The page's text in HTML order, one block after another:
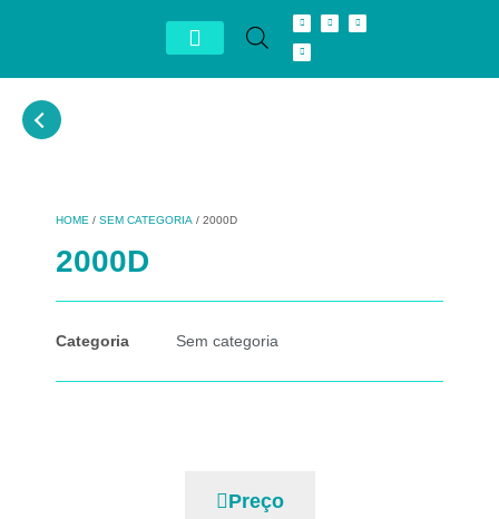
HOME / SEM CATEGORIA / 2000D
2000D
Categoria Sem categoria
Preço